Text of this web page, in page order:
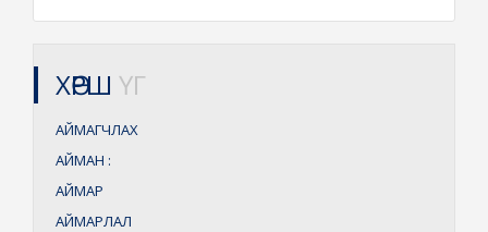
ХӨРШ ҮГ
АЙМАГЧЛАХ
АЙМАН :
АЙМАР
АЙМАРЛАЛ